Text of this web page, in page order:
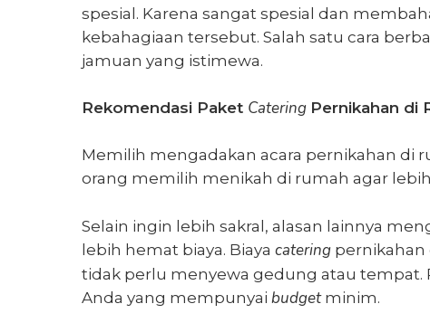
spesial. Karena sangat spesial dan
kebahagiaan tersebut. Salah satu cara
jamuan yang istimewa.
Rekomendasi Paket Catering Pernikahan di
Memilih mengadakan acara pernikahan di
orang memilih menikah di rumah agar
Selain ingin lebih sakral, alasan lainnya
lebih hemat biaya. Biaya catering pernikahan
tidak perlu menyewa gedung atau tempat.
Anda yang mempunyai budgetminim.